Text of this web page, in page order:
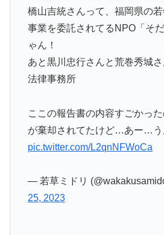
橋山吉統さんって、福岡県の
事業を委託されてるNPO「そ
ゃん！
あと黒川忠行さんと荒巻秀城
法律事務所
ここの報告書の内容すごかっ
が棄却されてたけど…あー…う
pic.twitter.com/L2qnNFWoCa
— 若草ミドリ
25, 2023